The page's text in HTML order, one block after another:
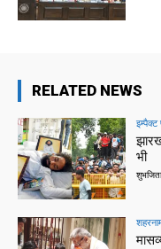
RELATED NEWS
भी